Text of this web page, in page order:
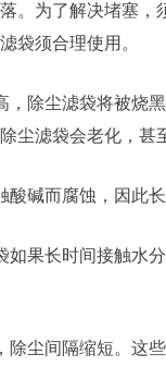
。为了解决堵塞
袋须合理使用。
，除尘滤袋将被烧
尘滤袋会老化，甚
酸碱而腐蚀，因此
果长时间接触水
除尘间隔缩短。这